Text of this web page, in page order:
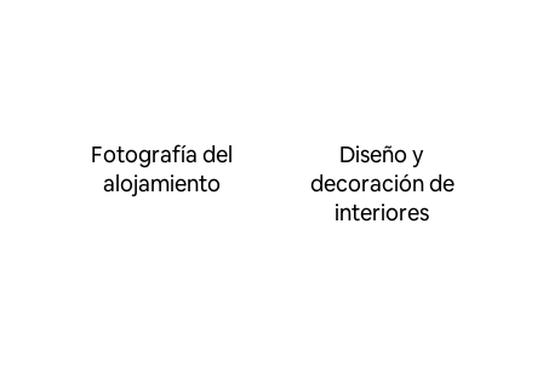
Fotografía del
alojamiento
Diseño y
decoración de
interiores